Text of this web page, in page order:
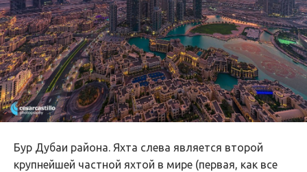
Бур Дубаи района. Яхта слева является второй
крупнейшей частной яхтой в мире (первая, как все